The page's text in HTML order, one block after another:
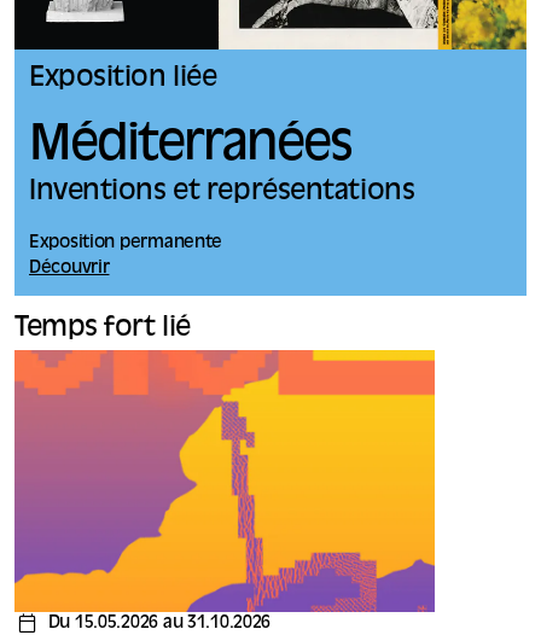
Exposition liée
Méditerranées
Inventions et représentations
Exposition permanente
Découvrir
Temps fort lié
Du 15.05.2026 au 31.10.2026